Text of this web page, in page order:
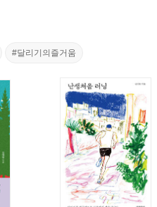
#달리기의즐거움